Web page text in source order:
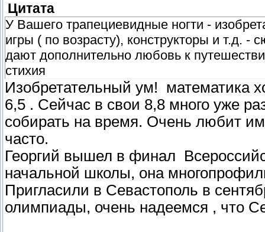
Цитата
У Вашего трапециевидные ногти -
игры ( по возрасту), конструкторы и т.д. -
дают дополнительно любовь к
стихия
Изобретательный ум! математика
6,5 . Сейчас в свои 8,8 много уже
собирать на время. Очень любит
часто.
Георгий вышел в финал
начальной школы, она
Пригласили в Севастополь в
олимпиады, очень надеемся , что